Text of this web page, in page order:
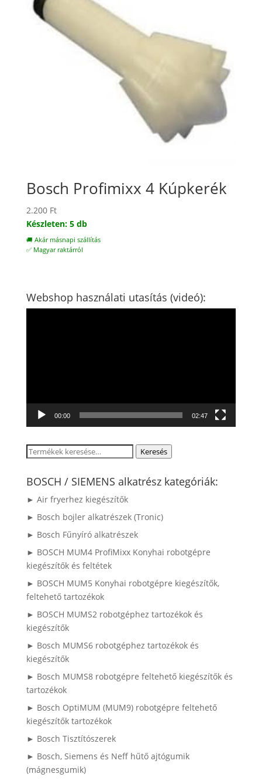
Bosch Profimixx 4 Kúpkerék
2.200 Ft
Készleten: 5 db
🚚 Akár másnapi szállítás
✅ Magyar raktárról
Webshop használati utasítás (videó):
00:00 02:47
Keresés
következőre:
Keresés
BOSCH / SIEMENS alkatrész kategóriák:
► Air fryerhez kiegészítők
► Bosch bojler alkatrészek (Tronic)
► Bosch Fűnyíró alkatrészek
► BOSCH MUM4 ProfiMixx Konyhai robotgépre
kiegészítők és feltétek
► BOSCH MUM5 Konyhai robotgépre kiegészítők,
feltehető tartozékok
► BOSCH MUMS2 robotgéphez tartozékok és
kiegészítők
► Bosch MUMS6 robotgéphez tartozékok és
kiegészítők
► Bosch MUMS8 robotgépre feltehető kiegészítők és
tartozékok
► Bosch OptiMUM (MUM9) robotgépre feltehető
kiegészítők tartozékok
► Bosch Tisztítószerek
► Bosch, Siemens és Neff hűtő ajtógumik
(mágnesgumik)